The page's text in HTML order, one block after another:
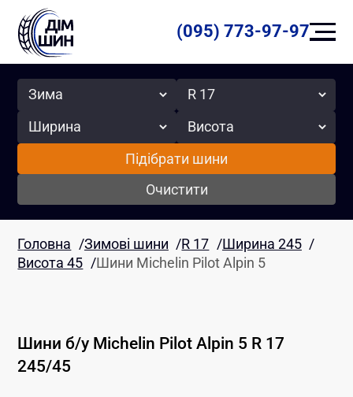
(095) 773-97-97
Сезон Радіус
Ширина Висота
Підібрати шини
Очистити
Головна /Зимові шини /R 17 /Ширина 245 /
Висота 45 /Шини Michelin Pilot Alpin 5
Шини б/у Michelin Pilot Alpin 5 R 17
245/45